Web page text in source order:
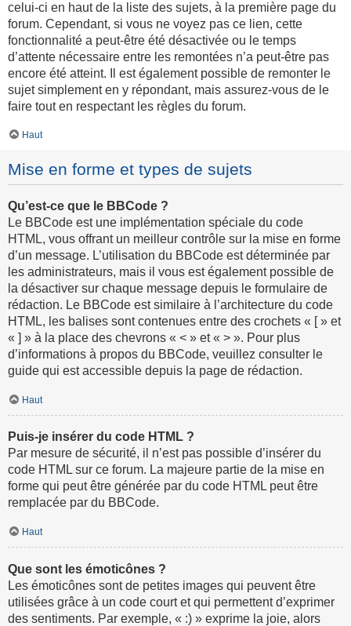
celui-ci en haut de la liste des sujets, à la première page du
forum. Cependant, si vous ne voyez pas ce lien, cette
fonctionnalité a peut-être été désactivée ou le temps
d’attente nécessaire entre les remontées n’a peut-être pas
encore été atteint. Il est également possible de remonter le
sujet simplement en y répondant, mais assurez-vous de le
faire tout en respectant les règles du forum.
Haut
Mise en forme et types de sujets
Qu’est-ce que le BBCode ?
Le BBCode est une implémentation spéciale du code
HTML, vous offrant un meilleur contrôle sur la mise en forme
d’un message. L’utilisation du BBCode est déterminée par
les administrateurs, mais il vous est également possible de
la désactiver sur chaque message depuis le formulaire de
rédaction. Le BBCode est similaire à l’architecture du code
HTML, les balises sont contenues entre des crochets « [ » et
« ] » à la place des chevrons « < » et « > ». Pour plus
d’informations à propos du BBCode, veuillez consulter le
guide qui est accessible depuis la page de rédaction.
Haut
Puis-je insérer du code HTML ?
Par mesure de sécurité, il n’est pas possible d’insérer du
code HTML sur ce forum. La majeure partie de la mise en
forme qui peut être générée par du code HTML peut être
remplacée par du BBCode.
Haut
Que sont les émoticônes ?
Les émoticônes sont de petites images qui peuvent être
utilisées grâce à un code court et qui permettent d’exprimer
des sentiments. Par exemple, « :) » exprime la joie, alors